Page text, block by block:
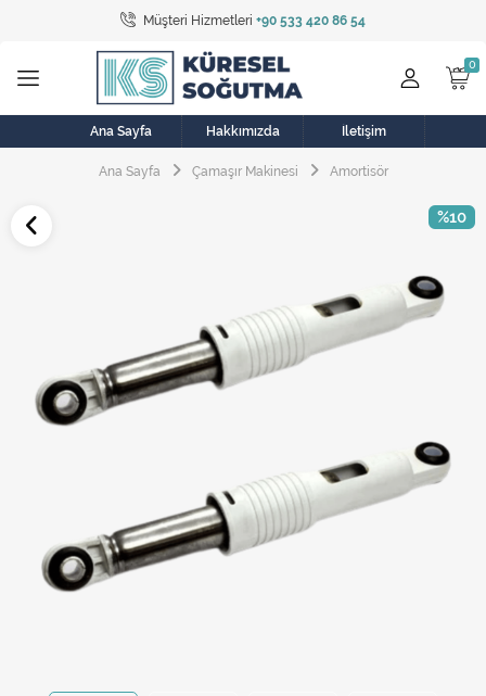
Müşteri Hizmetleri +90 533 420 86 54
Tüm Kategoriler
Bulaşık Makinesi
Buzdolabı
Çamaşır Kurutma Makinesi
Elektrikli Aksamlar
Elektrikli Süpürge
Kireç Önleme Ve Temizlik
Klima
Ana Sayfa Hakkımızda İletişim
Ana Sayfa Çamaşır Makinesi Amortisör
%10